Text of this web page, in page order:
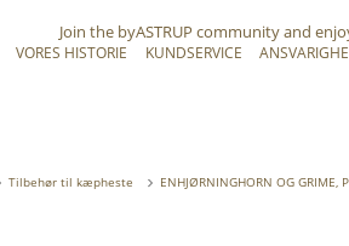
Join the byASTRUP community and
VORES HISTORIE KUNDSERVICE
Tilbehør til kæpheste ENHJØRNINGHORN OG GRIME,